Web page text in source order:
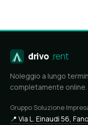
drivo .rent
Noleggio a lungo
completamente online.
Gruppo Soluzione
📍 Via L. Einaudi 56,